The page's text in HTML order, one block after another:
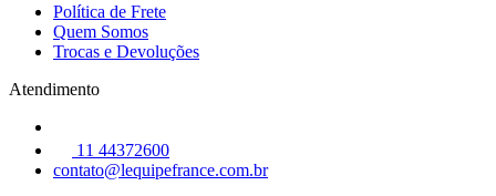
Política de Frete
Quem Somos
Trocas e Devoluções
Atendimento
11 44372600
contato@lequipefrance.com.br